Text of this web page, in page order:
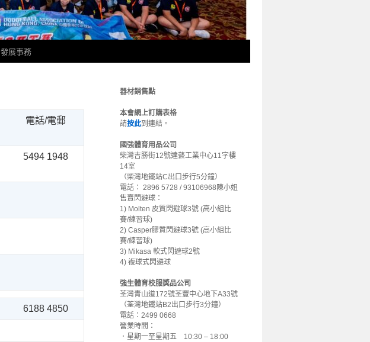
發展事務
電話/電郵
5494 1948
6188 4850
器材銷售點
本會網上訂購表格
請按此到連結。
國強體育用品公司
柴灣吉勝街12號達藝工業中心11字樓
14室
（柴灣地鐵站C出口步行5分鐘）
電話： 2896 5728 / 93106968陳小姐
售賣閃避球：
1) Molten 皮質閃避球3號 (高小組比
賽/練習球)
2) Casper膠質閃避球3號 (高小組比
賽/練習球)
3) Mikasa 軟式閃避球2號
4) 複球式閃避球
強生體育校服獎品公司
荃灣青山道172號荃豐中心地下A33號
（荃灣地鐵站B2出口步行3分鐘）
電話：2499 0668
營業時間：
．星期一至星期五 10:30 – 18:00